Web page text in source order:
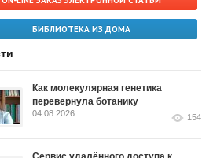
БИБЛИОТЕКА ИЗ ДОМА
Как молекулярная генетика
перевернула ботанику
04.08.2026 154